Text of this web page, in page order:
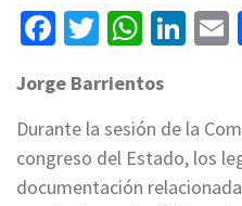
Facebook
Twitter
Jorge Barrientos
Durante la sesión de la
congreso del Estado, los
documentación